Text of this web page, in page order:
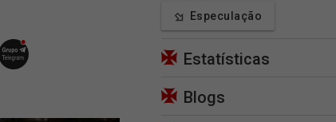
Especulação
Estatísticas
Blogs